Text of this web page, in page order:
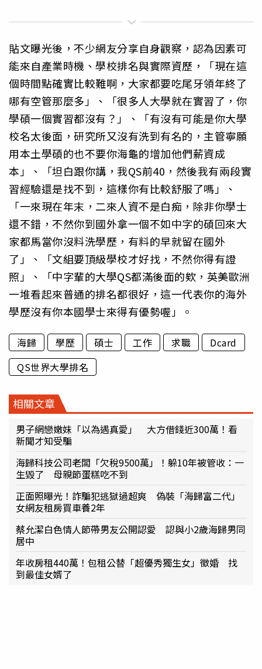
貼文曝光後，不少網友分享自身觀察，認為因素可
能來自產業時機、學校排名與實際資歷，「現在這
個時間點確實比較難啊，大家都要吃尾牙領年終了
哪有空管那麼多」、「很多人大學就在實習了，你
學碩一個實習都沒有？」、「有沒有可能是你大學
校名太後面，研究所又沒有洗到有名的，主管寧願
用本土學碩的也不要你海龜的增加他們薪資成
本」、「坦白跟你講，我QS前40，然後我有兩段實
習經驗還是找不到，這樣你有比較舒服了嗎」、
「一來現在年末，二來人資不是白痴，除非你學士
還不錯，不然你到國外拿一個不如中字的碩回來大
家都馬當你沒料洗學歷，有料的早就留在國外
了」、「文組要頂級學校才好找，不然你得有證
照」、「中字輩的大學QS都滿後面的欸，英美歐洲
一堆看起來普通的排名都很好，這一代表你的海外
學歷沒有你本國學士來得有優勢喔」。
海歸 學歷 碩士 工作 求職
Dcard
QS世界大學排名
相關文章
男子網戀嫩妹「以為遇真愛」 大方借錢近300萬！看
新聞才知受騙
海歸科技公司老闆「欠稅9500萬」！躲10年被管收：一
生毀了 母親節蛋糕吃不到
正面照曝光！詐騙犯逃獄過超爽 偽裝「海歸富二代」
女網友租房買車養2年
蔡允潔白色情人節帶男友公開認愛 認與小2歲海歸男同
居中
年收房租440萬！包租公替「超優秀獨生女」徵婚 找
到最佳女婿了